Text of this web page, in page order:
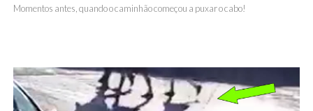
Momentos antes, quando o caminhão começou a puxar o cabo!